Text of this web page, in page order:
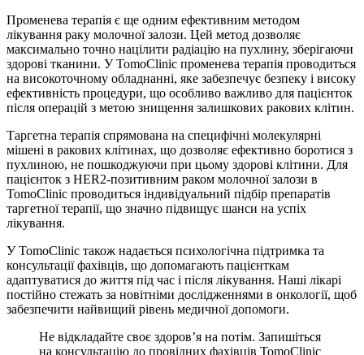
Променева терапія є ще одним ефективним методом
лікування раку молочної залози. Цей метод дозволяє
максимально точно націлити радіацію на пухлину, зберігаючи
здорові тканини. У TomoClinic променева терапія проводиться
на високоточному обладнанні, яке забезпечує безпеку і високу
ефективність процедури, що особливо важливо для пацієнток
після операцій з метою знищення залишкових ракових клітин.
Таргетна терапія спрямована на специфічні молекулярні
мішені в ракових клітинах, що дозволяє ефективно боротися з
пухлиною, не пошкоджуючи при цьому здорові клітини. Для
пацієнток з HER2-позитивним раком молочної залози в
TomoClinic проводиться індивідуальний підбір препаратів
таргетної терапії, що значно підвищує шанси на успіх
лікування.
У TomoClinic також надається психологічна підтримка та
консультації фахівців, що допомагають пацієнткам
адаптуватися до життя під час і після лікування. Наші лікарі
постійно стежать за новітніми дослідженнями в онкології, щоб
забезпечити найвищий рівень медичної допомоги.
Не відкладайте своє здоров’я на потім. Запишіться
на консультацію до провідних фахівців TomoClinic